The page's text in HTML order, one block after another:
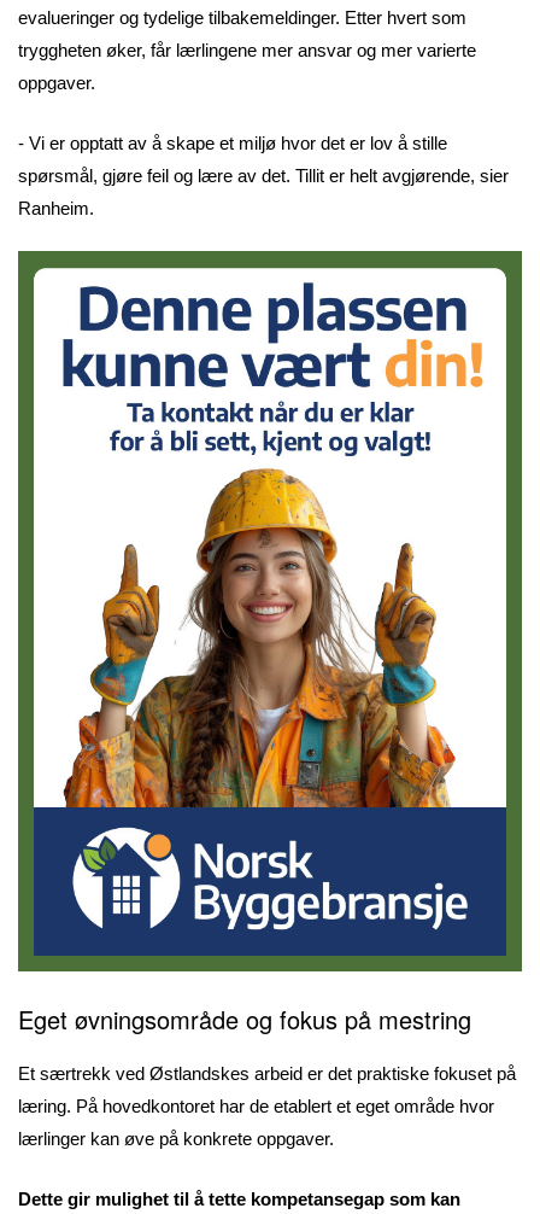
evalueringer og tydelige tilbakemeldinger. Etter hvert som
tryggheten øker, får lærlingene mer ansvar og mer varierte
oppgaver.
- Vi er opptatt av å skape et miljø hvor det er lov å stille
spørsmål, gjøre feil og lære av det. Tillit er helt avgjørende, sier
Ranheim.
Eget øvningsområde og fokus på mestring
Et særtrekk ved Østlandskes arbeid er det praktiske fokuset på
læring. På hovedkontoret har de etablert et eget område hvor
lærlinger kan øve på konkrete oppgaver.
Dette gir mulighet til å tette kompetansegap som kan